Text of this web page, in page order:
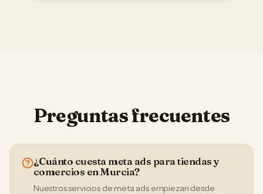
Preguntas frecuentes
¿Cuánto cuesta meta ads para tiendas y
comercios en Murcia?
Nuestros servicios de meta ads empiezan desde